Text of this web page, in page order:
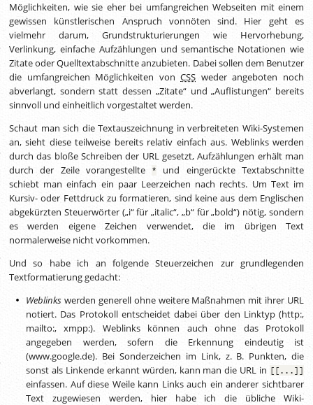
Möglichkeiten, wie sie eher bei umfangreichen Webseiten mit einem
gewissen künstlerischen Anspruch vonnöten sind. Hier geht es
vielmehr darum, Grundstrukturierungen wie Hervorhebung,
Verlinkung, einfache Aufzählungen und semantische Notationen wie
Zitate oder Quelltextabschnitte anzubieten. Dabei sollen dem Benutzer
die umfangreichen Möglichkeiten vonCSS weder angeboten noch
abverlangt, sondern statt dessen „Zitate“ und „Auflistungen“ bereits
sinnvoll und einheitlich vorgestaltet werden.
Schaut man sich die Textauszeichnung in verbreiteten Wiki-Systemen
an, sieht diese teilweise bereits relativ einfach aus. Weblinks werden
durch das bloße Schreiben der URL gesetzt, Aufzählungen erhält man
durch der Zeile vorangestellte
*
und eingerückte Textabschnitte
schiebt man einfach ein paar Leerzeichen nach rechts. Um Text im
Kursiv- oder Fettdruck zu formatieren, sind keine aus dem Englischen
abgekürzten Steuerwörter („i“ für „italic“, „b“ für „bold“) nötig, sondern
es werden eigene Zeichen verwendet, die im übrigen Text
normalerweise nicht vorkommen.
Und so habe ich an folgende Steuerzeichen zur grundlegenden
Textformatierung gedacht:
Weblinks werden generell ohne weitere Maßnahmen mit ihrer URL
notiert. Das Protokoll entscheidet dabei über den Linktyp (http:,
mailto:, xmpp:). Weblinks können auch ohne das Protokoll
angegeben werden, sofern die Erkennung eindeutig ist
(www.google.de). Bei Sonderzeichen im Link,z. B.Punkten, die
sonst als Linkende erkannt würden, kann man die URL in [[...]]
einfassen. Auf diese Weile kann Links auch ein anderer sichtbarer
Text zugewiesen werden, hier habe ich die übliche Wiki-